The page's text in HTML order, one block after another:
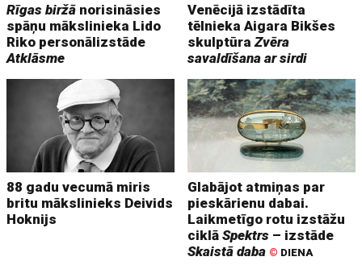
Rīgas biržā norisināsies
spāņu mākslinieka Lido
Riko personālizstāde
Atklāsme
Venēcijā izstādīta
tēlnieka Aigara Bikšes
skulptūraZvēra
savaldīšana ar sirdi
88 gadu vecumā miris
britu mākslinieks Deivids
Hoknijs
Glabājot atmiņas par
pieskārienu dabai.
Laikmetīgo rotu izstāžu
ciklāSpektrs – izstāde
Skaistā daba © DIENA